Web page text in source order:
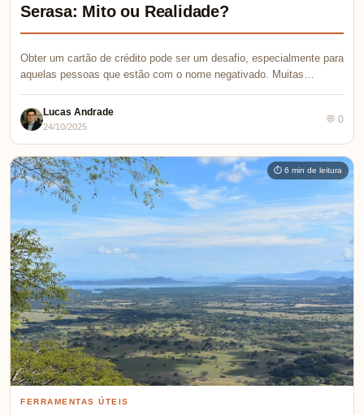
Serasa: Mito ou Realidade?
Obter um cartão de crédito pode ser um desafio, especialmente para
aquelas pessoas que estão com o nome negativado. Muitas…
Lucas Andrade
24/10/2025
💬 0
⏱ 6 min de leitura
FERRAMENTAS ÚTEIS